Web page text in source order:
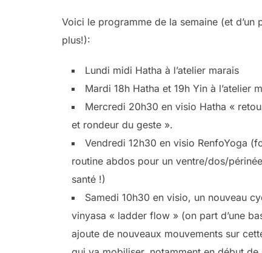
Voici le programme de la semaine (et d’un
plus!):
Lundi midi Hatha à l’atelier marais
Mardi 18h Hatha et 19h Yin à l’atelier
Mercredi 20h30 en visio Hatha «
et rondeur du geste ».
Vendredi 12h30 en visio RenfoYoga
routine abdos pour un ventre/dos/
santé !)
Samedi 10h30 en visio, un nouveau
vinyasa « ladder flow » (on part d’une
ajoute de nouveaux mouvements sur